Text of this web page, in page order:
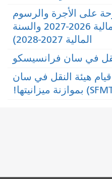
على الأجرة والرسوم
والغرامات (السنة المالية 2026-2027 والسنة
المالية 2027-2028)
النقل في سان فرانسيسكو
هيئة النقل في سان